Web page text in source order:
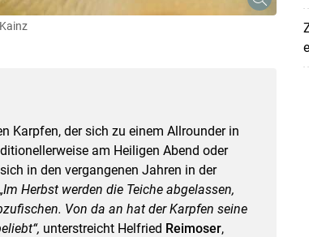
Karpfen, der sich zu einem Allrounder in
am Heiligen Abend oder
in den vergangenen Jahren in der
„Im Herbst werden die Teiche abgelassen,
Von da an hat der Karpfen seine
unterstreicht Helfried Reimoser,